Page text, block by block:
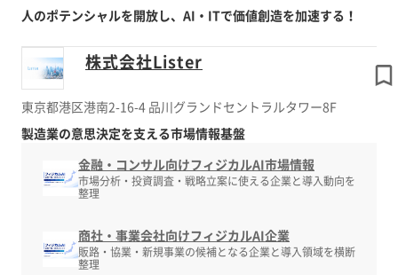
人のポテンシャルを開放し、AI・ITで価値創造を加速する！
株式会社Lister
東京都港区港南2-16-4 品川グランドセントラルタワー8F
製造業の意思決定を支える市場情報基盤
金融・コンサル向けフィジカルAI市場情報
市場分析・投資調査・戦略立案に使える企業と導入動向を
整理
商社・事業会社向けフィジカルAI企業
販路・協業・新規事業の候補となる企業と導入領域を横断
整理